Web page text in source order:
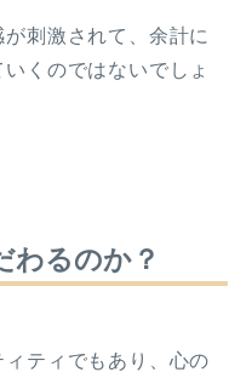
刺激されて、余計に
くのではないでしょ
わるのか？
ィティでもあり、心の